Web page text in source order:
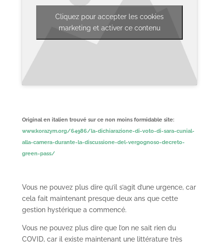
Cliquez pour accepter les cookies
marketing et activer ce contenu
Original en italien trouvé sur ce non moins formidable site:
www.korazym.org/64986/la-dichiarazione-di-voto-di-sara-cunial-
alla-camera-durante-la-discussione-del-vergognoso-decreto-
green-pass/
Vous ne pouvez plus dire qu’il s’agit d’une urgence, car
cela fait maintenant presque deux ans que cette
gestion hystérique a commencé.
Vous ne pouvez plus dire que l’on ne sait rien du
COVID, car il existe maintenant une littérature très